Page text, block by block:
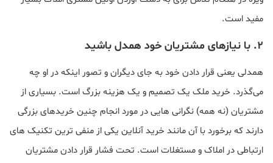
مفید است.
۲. با نیازهای مشتریان خود همدل باشید
همدلی یعنی قرار دادن خود به جای دیگران و تصور اینکه در او چه
می‌گذرد. خرید ملک یک تصمیم و یک هزینه بزرگ است. بسیاری از
مشتریان (نه همه) نگرانی هایی در مورد انجام چنین خریدهای بزرگی
دارند که برخورد با آن مانند خرید آنلاین یکی از منفی ترین تکنیک های
ارتباطی در املاک و مستغلات است. تحت فشار قرار دادن مشتریان